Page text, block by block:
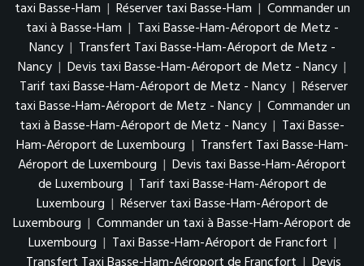
taxi Basse-Ham | Réserver taxi Basse-Ham | Commander un
taxi à Basse-Ham | Taxi Basse-Ham-Aéroport de Metz -
Nancy | Transfert Taxi Basse-Ham-Aéroport de Metz -
Nancy | Devis taxi Basse-Ham-Aéroport de Metz - Nancy |
Tarif taxi Basse-Ham-Aéroport de Metz - Nancy | Réserver
taxi Basse-Ham-Aéroport de Metz - Nancy | Commander un
taxi à Basse-Ham-Aéroport de Metz - Nancy | Taxi Basse-
Ham-Aéroport de Luxembourg | Transfert Taxi Basse-Ham-
Aéroport de Luxembourg | Devis taxi Basse-Ham-Aéroport
de Luxembourg | Tarif taxi Basse-Ham-Aéroport de
Luxembourg | Réserver taxi Basse-Ham-Aéroport de
Luxembourg | Commander un taxi à Basse-Ham-Aéroport de
Luxembourg | Taxi Basse-Ham-Aéroport de Francfort |